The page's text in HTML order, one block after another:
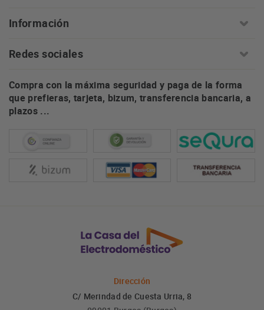
Información
Redes sociales
Compra con la máxima seguridad y paga de la forma
que prefieras, tarjeta, bizum, transferencia bancaria, a
plazos ...
Dirección
C/ Merindad de Cuesta Urria, 8